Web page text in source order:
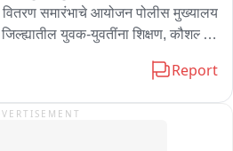
वितरण समारंभाचे आयोजन पोलीस मुख्यालय
युवक-युवतींना शिक्षण, कौशल्य
खिडकीच्या माध्यमातून प्रोजेक्ट
करण्यात आले. 60 प्रशिक्षणार्थींना
Report